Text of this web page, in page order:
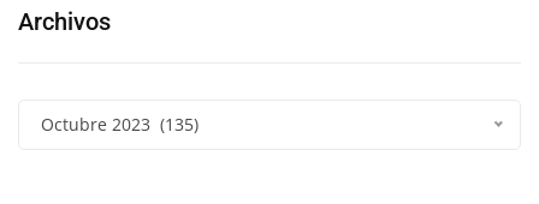
Archivos
Octubre 2023 (135)